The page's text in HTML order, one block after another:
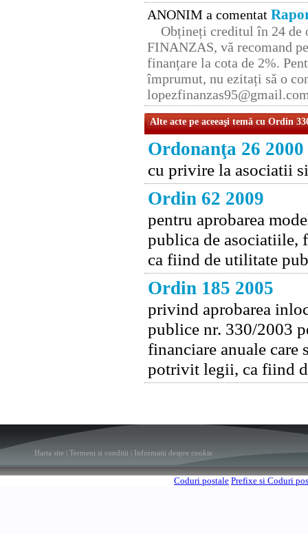
ANONIM a comentat
Obțineți creditul în 24 de
FINANZAS, vă recomand
finanțare la cota de 2%.
împrumut, nu ezitați să o
Alte acte pe aceeaşi temă cu Ordin
Ordonanţa 26 2000
cu privire la asociatii
Ordin 62 2009
pentru aprobarea
publica de asociatiile,
ca fiind de utilitate
Ordin 185 2005
privind aprobarea
publice nr. 330/2003
financiare anuale
potrivit legii, ca fiind
Harta site Termeni si conditii Informatii despre cookie
Coduri postale Prefixe si Coduri